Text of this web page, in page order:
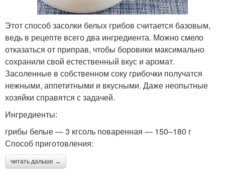
Этот способ засолки белых грибов считается базовым,
ведь в рецепте всего два ингредиента. Можно смело
отказаться от приправ, чтобы боровики максимально
сохранили свой естественный вкус и аромат.
Засоленные в собственном соку грибочки получатся
нежными, аппетитными и вкусными. Даже неопытные
хозяйки справятся с задачей.
Ингредиенты:
грибы белые — 3 кгсоль поваренная — 150–180 г
Способ приготовления:
читать дальше →